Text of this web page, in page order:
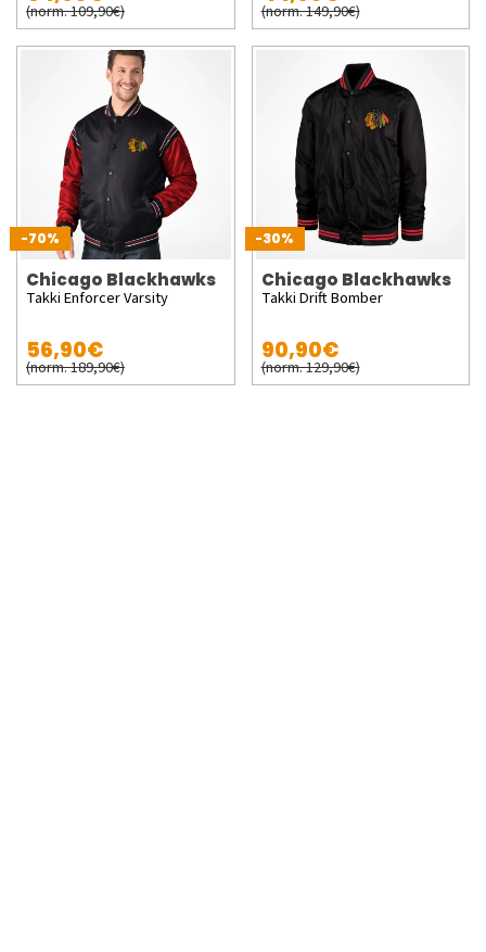
(norm. 109,90€) (norm. 149,90€)
-70%
Chicago Blackhawks
Takki Enforcer Varsity
56,90€
(norm. 189,90€)
-30%
Chicago Blackhawks
Takki Drift Bomber
90,90€
(norm. 129,90€)